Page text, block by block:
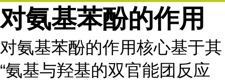
对氨基苯酚的作用
对氨基苯酚的作用核心基于其
“氨基与羟基的双官能团反应